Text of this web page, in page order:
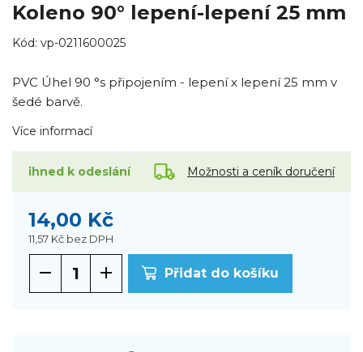
Koleno 90° lepení-lepení 25 mm
Kód: vp-0211600025
PVC Úhel 90 °s připojením - lepení x lepení 25 mm v
šedé barvě.
Více informací
ihned k odeslání Možnosti a ceník doručení
14,00 Kč
11,57 Kč bez DPH
Přidat do košíku